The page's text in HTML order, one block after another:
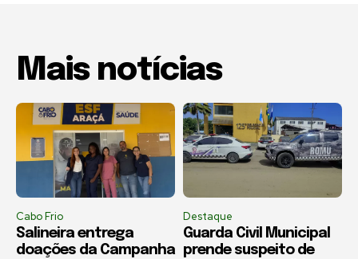
Mais notícias
Cabo Frio
Salineira entrega
doações da Campanha
Destaque
Guarda Civil Municipal
prende suspeito de